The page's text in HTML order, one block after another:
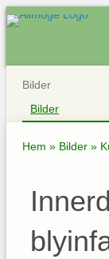
Bilder
Bilder
Hem » Bilder »